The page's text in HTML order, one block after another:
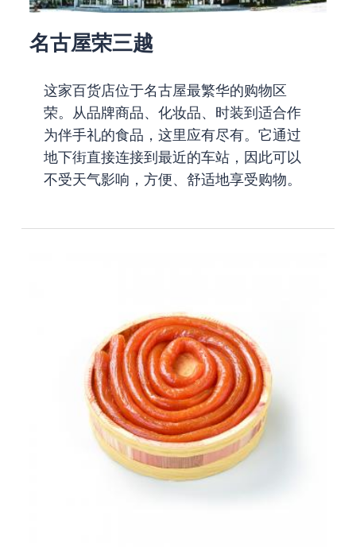
名古屋荣三越
这家百货店位于名古屋最繁华的购物区
荣。从品牌商品、化妆品、时装到适合作
为伴手礼的食品，这里应有尽有。它通过
地下街直接连接到最近的车站，因此可以
不受天气影响，方便、舒适地享受购物。